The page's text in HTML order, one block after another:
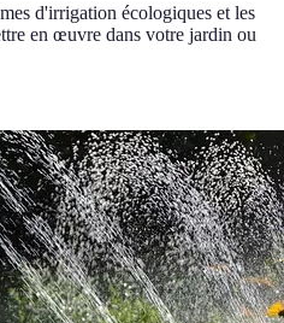
d'irrigation écologiques et les
en œuvre dans votre jardin ou